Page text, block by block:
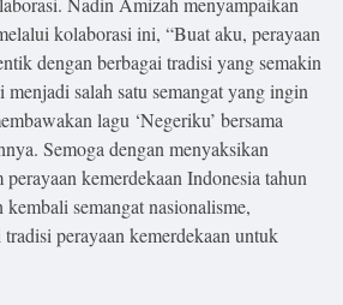
kolaborasi ini, “Buat aku, perayaan
dengan berbagai tradisi yang semakin
salah satu semangat yang ingin
lagu ‘Negeriku’ bersama
Semoga dengan menyaksikan
kemerdekaan Indonesia tahun
semangat nasionalisme,
perayaan kemerdekaan untuk